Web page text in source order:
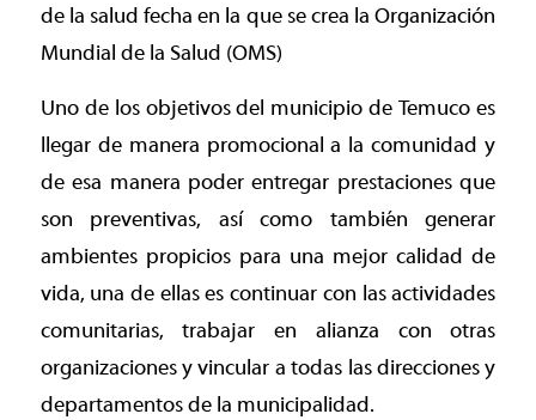
de la salud fecha en la que se crea la Organización
Mundial de la Salud (OMS)
Uno de los objetivos del municipio de Temuco es
llegar de manera promocional a la comunidad y
de esa manera poder entregar prestaciones que
son preventivas, así como también generar
ambientes propicios para una mejor calidad de
vida, una de ellas es continuar con las actividades
comunitarias, trabajar en alianza con otras
organizaciones y vincular a todas las direcciones y
departamentos de la municipalidad.